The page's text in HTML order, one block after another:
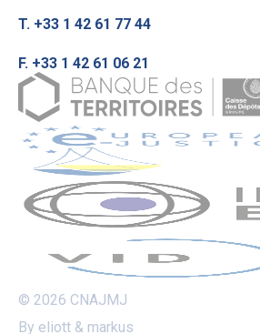
T. +33 1 42 61 77 44
F. +33 1 42 61 06 21
© 2026 CNAJMJ
By eliott & markus